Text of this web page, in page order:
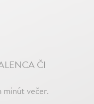
ČI
minút večer.